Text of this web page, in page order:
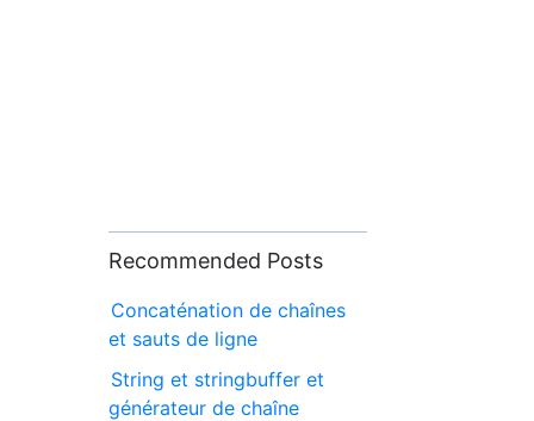
Recommended Posts
Concaténation de chaînes
et sauts de ligne
String et stringbuffer et
générateur de chaîne